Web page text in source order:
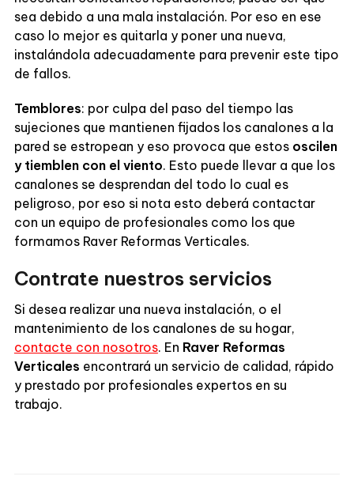
sea debido a una mala instalación. Por eso en ese
caso lo mejor es quitarla y poner una nueva,
instalándola adecuadamente para prevenir este tipo
de fallos.
Temblores: por culpa del paso del tiempo las
sujeciones que mantienen fijados los canalones a la
pared se estropean y eso provoca que estos oscilen
y tiemblen con el viento. Esto puede llevar a que los
canalones se desprendan del todo lo cual es
peligroso, por eso si nota esto deberá contactar
con un equipo de profesionales como los que
formamos Raver Reformas Verticales.
Contrate nuestros servicios
Si desea realizar una nueva instalación, o el
mantenimiento de los canalones de su hogar,
contacte con nosotros. En Raver Reformas
Verticales encontrará un servicio de calidad, rápido
y prestado por profesionales expertos en su
trabajo.